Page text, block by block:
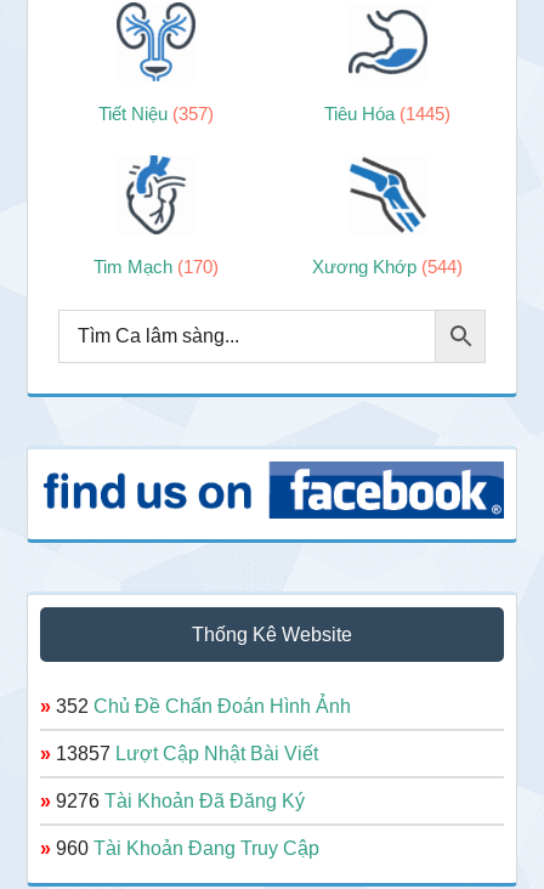
Tiết Niệu (357) Tiêu Hóa (1445)
Tim Mạch (170) Xương Khớp (544)
Thống Kê Website
» 352Chủ Đề Chẩn Đoán Hình Ảnh
» 13857 Lượt Cập Nhật Bài Viết
» 9276Tài Khoản Đã Đăng Ký
» 960Tài Khoản Đang Truy Cập